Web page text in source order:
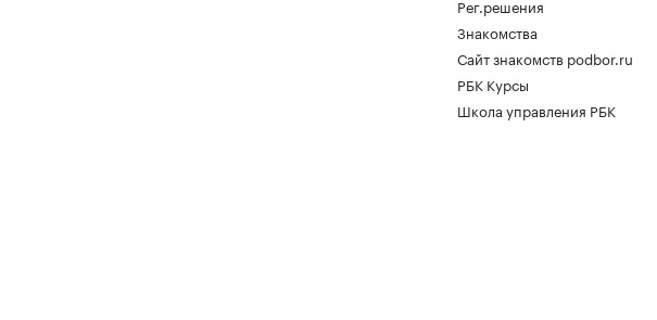
Рег.решения
Знакомства
Сайт знакомств podbor.ru
РБК Курсы
Школа управления РБК